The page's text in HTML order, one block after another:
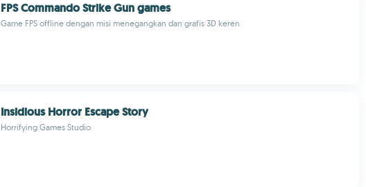
FPS Commando Strike Gun games
Game FPS offline dengan misi menegangkan dan grafis 3D keren
Insidious Horror Escape Story
Horrifying Games Studio